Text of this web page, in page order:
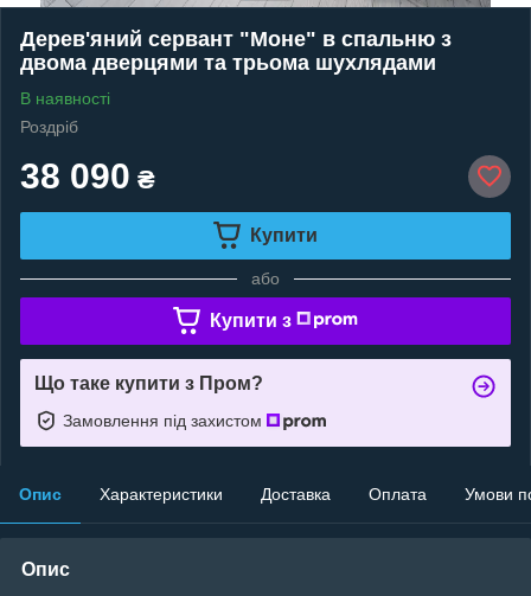
Дерев'яний сервант "Моне" в спальню з
двома дверцями та трьома шухлядами
В наявності
Роздріб
38 090 ₴
Купити
або
Купити з
Що таке купити з Пром?
Замовлення під захистом
Опис Характеристики Доставка Оплата Умови
Опис